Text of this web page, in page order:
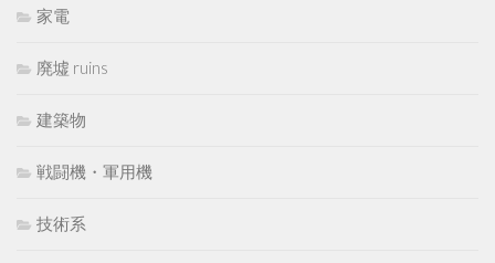
家電
廃墟 ruins
建築物
戦闘機・軍用機
技術系